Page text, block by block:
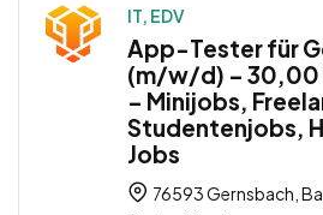
IT, EDV
App-Tester für
(m/w/d) – 30,00
– Minijobs,
Studentenjobs,
Jobs
76593 Gernsbach,